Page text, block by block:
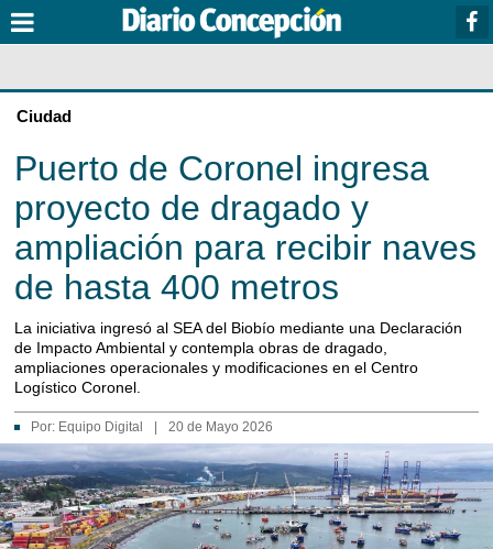
Ciudad
Puerto de Coronel ingresa
proyecto de dragado y
ampliación para recibir naves
de hasta 400 metros
La iniciativa ingresó al SEA del Biobío mediante una Declaración
de Impacto Ambiental y contempla obras de dragado,
ampliaciones operacionales y modificaciones en el Centro
Logístico Coronel.
Por: Equipo Digital 20 de Mayo 2026